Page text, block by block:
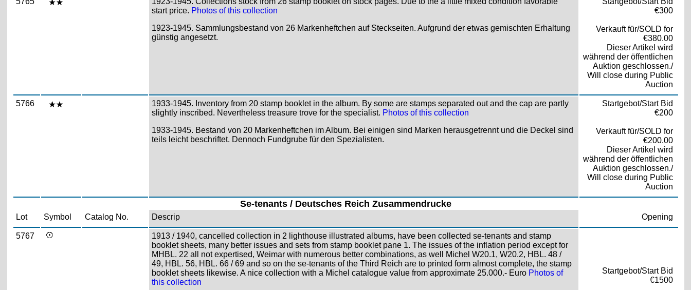
start price. Photos of this collection
1923-1945. Sammlungsbestand von 26 Markenheftchen auf Steckseiten. Aufgrund der etwas gemischten Erhaltung
günstig angesetzt.
€300
Verkauft für/SOLD for
€380.00
Dieser Artikel wird
während der öffentlichen
Auktion geschlossen./
Will close during Public
Auction
5766
1933-1945. Inventory from 20 stamp booklet in the album. By some are stamps separated out and the cap are partly
slightly inscribed. Nevertheless treasure trove for the specialist. Photos of this collection
1933-1945. Bestand von 20 Markenheftchen im Album. Bei einigen sind Marken herausgetrennt und die Deckel sind
teils leicht beschriftet. Dennoch Fundgrube für den Spezialisten.
Startgebot/Start Bid
€200
Verkauft für/SOLD for
€200.00
Dieser Artikel wird
während der öffentlichen
Auktion geschlossen./
Will close during Public
Auction
Se-tenants / Deutsches Reich Zusammendrucke
Lot Symbol Catalog No. Descrip Opening
5767
1913 / 1940, cancelled collection in 2 lighthouse illustrated albums, have been collected se-tenants and stamp
booklet sheets, many better issues and sets from stamp booklet pane 1. The issues of the inflation period except for
MHBL. 22 all not expertised, Weimar with numerous better combinations, as well Michel W20.1, W20.2, HBL. 48 /
49, HBL. 56, HBL. 66 / 69 and so on the se-tenants of the Third Reich are to printed form almost complete, the stamp
booklet sheets likewise. A nice collection with a Michel catalogue value from approximate 25.000.- Euro Photos of
this collection
Startgebot/Start Bid
€1500